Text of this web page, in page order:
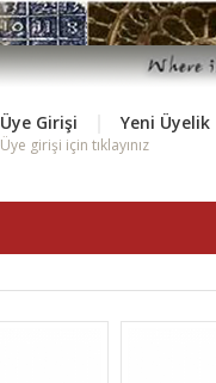
Üye Girişi Yeni Üyelik
Üye girişi için tıklayınız